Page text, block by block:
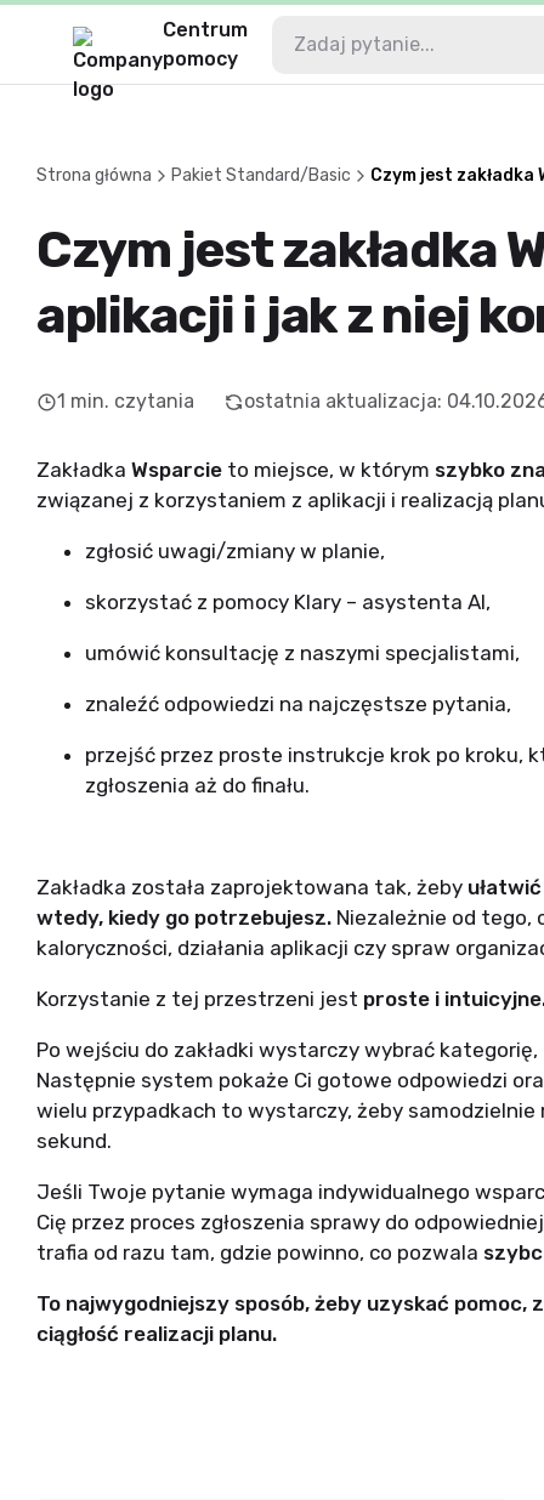
Centrum
pomocy
Strona główna Pakiet Standard/Basic Czym jest
Czym jest zakładka
aplikacji i jak z niej
1 min. czytania ostatnia aktualizacja:
Zakładka Wsparcie to miejsce, w którym szybko
związanej z korzystaniem z aplikacji i realizacją
zgłosić uwagi/zmiany w planie,
skorzystać z pomocy Klary – asystenta AI,
umówić konsultację z naszymi specjalistami,
znaleźć odpowiedzi na najczęstsze pytania,
przejść przez proste instrukcje krok po kroku,
zgłoszenia aż do finału.
Zakładka została zaprojektowana tak, żeby
wtedy, kiedy go potrzebujesz. Niezależnie od tego,
kaloryczności, działania aplikacji czy spraw
Korzystanie z tej przestrzeni jest proste i
Po wejściu do zakładki wystarczy wybrać
Następnie system pokaże Ci gotowe odpowiedzi
wielu przypadkach to wystarczy, żeby
sekund.
Jeśli Twoje pytanie wymaga indywidualnego
Cię przez proces zgłoszenia sprawy do
trafia od razu tam, gdzie powinno, co pozwala
To najwygodniejszy sposób, żeby uzyskać
ciągłość realizacji planu.